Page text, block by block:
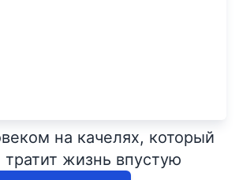
на качелях, который
тратит жизнь впустую